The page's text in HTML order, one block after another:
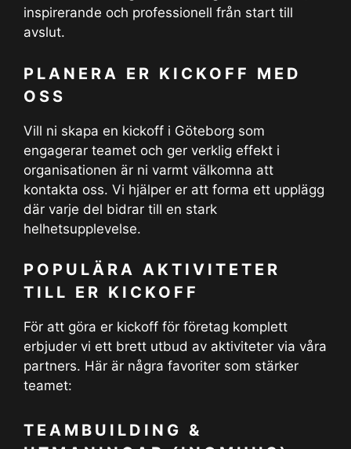
inspirerande och professionell från start till
avslut.
PLANERA ER KICKOFF MED
OSS
Vill ni skapa en kickoff i Göteborg som
engagerar teamet och ger verklig effekt i
organisationen är ni varmt välkomna att
kontakta oss. Vi hjälper er att forma ett upplägg
där varje del bidrar till en stark
helhetsupplevelse.
POPULÄRA AKTIVITETER
TILL ER KICKOFF
För att göra er kickoff för företag komplett
erbjuder vi ett brett utbud av aktiviteter via våra
partners. Här är några favoriter som stärker
teamet:
TEAMBUILDING &